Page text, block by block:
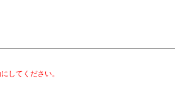
してください。